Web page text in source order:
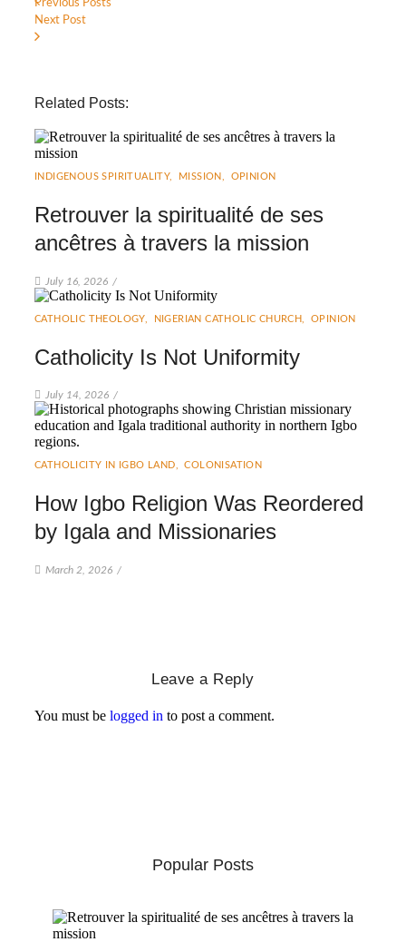
Previous Posts
Next Post
Related Posts:
INDIGENOUS SPIRITUALITY, MISSION OPINION
Retrouver la spiritualité de ses
ancêtres à travers la mission
July 16, 2026 /
CATHOLIC THEOLOGY, NIGERIAN CATHOLIC CHURCH OPINION
Catholicity Is Not Uniformity
July 14, 2026 /
CATHOLICITY IN IGBO LAND, COLONISATION
How Igbo Religion Was Reordered
by Igala and Missionaries
March 2, 2026 /
Leave a Reply
You must be logged in to post a comment.
Popular Posts